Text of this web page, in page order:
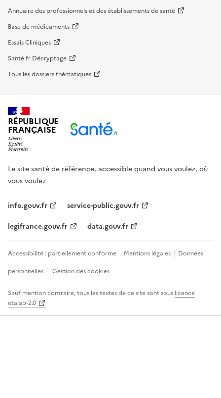
Annuaire des professionnels et des établissements de santé
Base de médicaments
Essais Cliniques
Santé.fr Décryptage
Tous les dossiers thématiques
RÉPUBLIQUE
FRANÇAISE
Le site santé de référence, accessible quand vous voulez, où
vous voulez
info.gouv.fr
service-public.gouv.fr
legifrance.gouv.fr
data.gouv.fr
Accessibilité : partiellement conforme Mentions légales
Données
personnelles
Gestion des cookies
Sauf mention contraire, tous les textes de ce site sont sous licence
etalab-2.0